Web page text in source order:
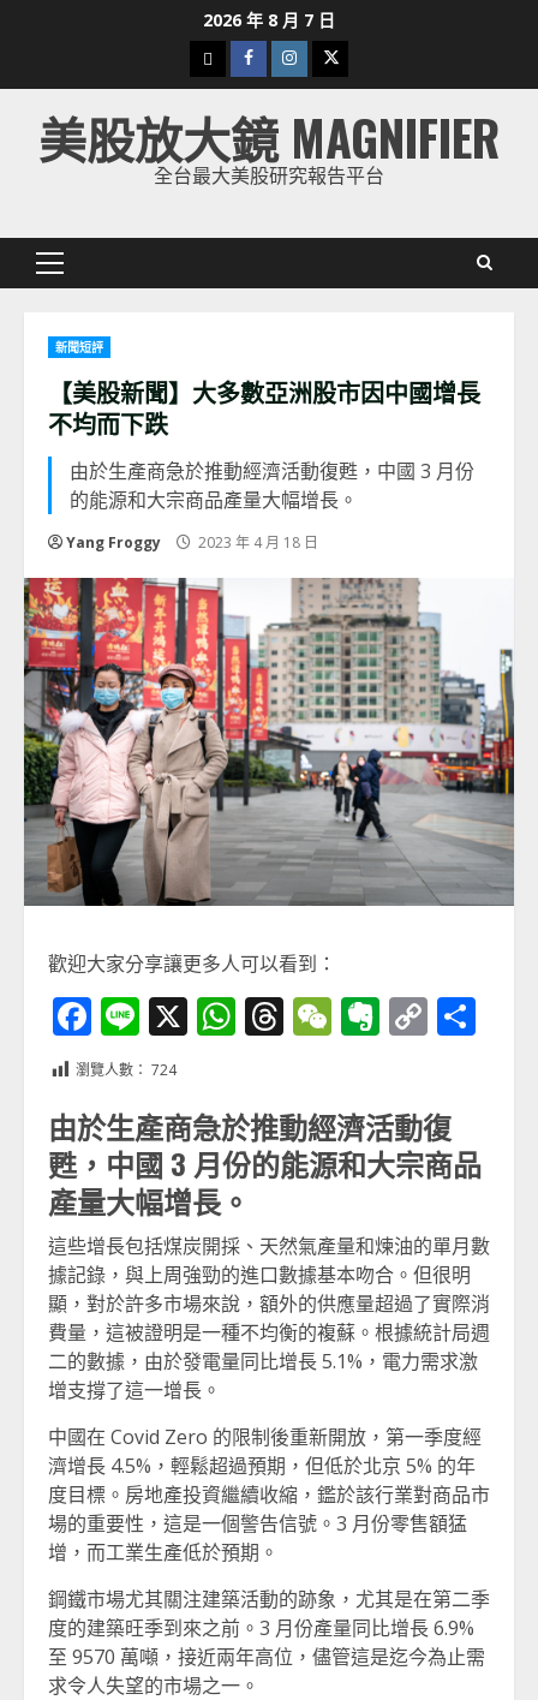
2026 年 8 月 7 日
下
載
美
股
Facebook
Instagram
Twitter
美股放大鏡 MAGNIFIER
全台最大美股研究報告平台
Primary
新聞短評
【美股新聞】大多數亞洲股市因中國增長
不均而下跌
由於生產商急於推動經濟活動復甦，中國 3 月份
的能源和大宗商品產量大幅增長。
Yang Froggy 2023 年 4 月 18 日
歡迎大家分享讓更多人可以看到：
Facebook
Line
X WhatsApp
Threads
WeChat
Evernote
Copy
Link
瀏覽人數： 724
由於生產商急於推動經濟活動復
甦，中國 3 月份的能源和大宗商品
產量大幅增長。
這些增長包括煤炭開採、天然氣產量和煉油的單月數
據記錄，與上周強勁的進口數據基本吻合。但很明
顯，對於許多市場來說，額外的供應量超過了實際消
費量，這被證明是一種不均衡的複蘇。根據統計局週
二的數據，由於發電量同比增長 5.1%，電力需求激
增支撐了這一增長。
中國在 Covid Zero 的限制後重新開放，第一季度經
濟增長 4.5%，輕鬆超過預期，但低於北京 5% 的年
度目標。房地產投資繼續收縮，鑑於該行業對商品市
場的重要性，這是一個警告信號。3 月份零售額猛
增，而工業生產低於預期。
鋼鐵市場尤其關注建築活動的跡象，尤其是在第二季
度的建築旺季到來之前。3 月份產量同比增長 6.9%
至 9570 萬噸，接近兩年高位，儘管這是迄今為止需
求令人失望的市場之一。